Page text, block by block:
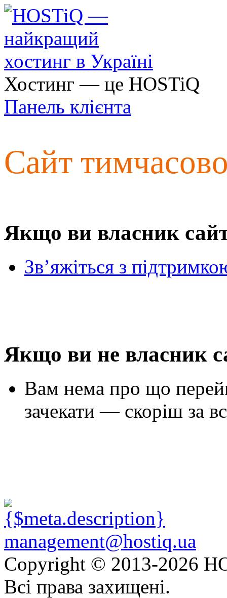
Хостинг — це HOSTiQ
Панель клієнта
Сайт
Якщо ви власник
Зв’яжіться з
Якщо ви не власник
Вам нема про що
зачекати — скоріш за
management@hostiq.ua
Copyright © 2013-2026
Всі права захищені.